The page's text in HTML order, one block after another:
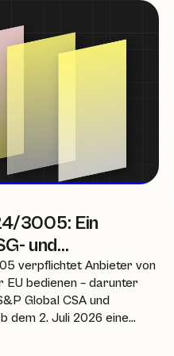
3005: Ein
und
verpflichtet Anbieter von
EU bedienen – darunter
Global CSA und
dem 2. Juli 2026 eine